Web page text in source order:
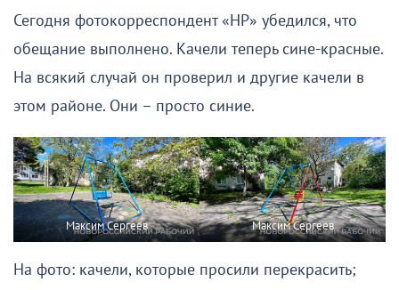
Сегодня фотокорреспондент «НР» убедился, что
обещание выполнено. Качели теперь сине-красные.
На всякий случай он проверил и другие качели в
этом районе. Они – просто синие.
Максим Сергеев Максим Сергеев
На фото: качели, которые просили перекрасить;